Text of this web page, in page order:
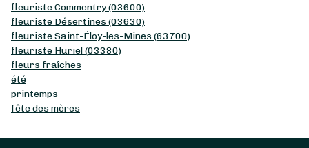
fleuriste Commentry (03600)
fleuriste Désertines (03630)
fleuriste Saint-Éloy-les-Mines (63700)
fleuriste Huriel (03380)
fleurs fraîches
été
printemps
fête des mères